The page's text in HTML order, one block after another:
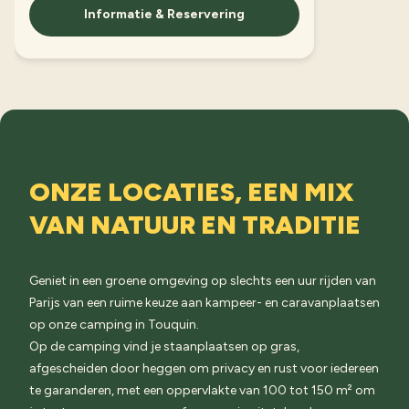
Informatie & Reservering
ONZE LOCATIES, EEN MIX
VAN NATUUR EN TRADITIE
Geniet in een groene omgeving op slechts een uur rijden van
Parijs van een ruime keuze aan kampeer- en caravanplaatsen
op onze camping in Touquin.
Op de camping vind je staanplaatsen op gras,
afgescheiden door heggen om privacy en rust voor iedereen
te garanderen, met een oppervlakte van 100 tot 150 m² om